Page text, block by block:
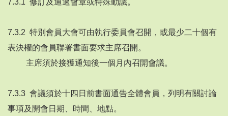
7.3.1 修訂及通過會章或特殊動議。
7.3.2 特別會員大會可由執行委員會召開，或最少二十個有
表決權的會員聯署書面要求主席召開。
主席須於接獲通知後一個月內召開會議。
7.3.3 會議須於十四日前書面通告全體會員，列明有關討論
事項及開會日期、時間、地點。